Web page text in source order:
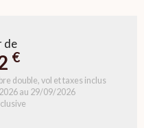
de
€
double, vol et taxes inclus
au 29/09/2026